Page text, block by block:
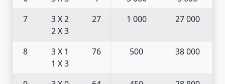
7
3 X 2
2 X 3
27 1 000 27 000
8
3 X 1
1 X 3
76 500 38 000